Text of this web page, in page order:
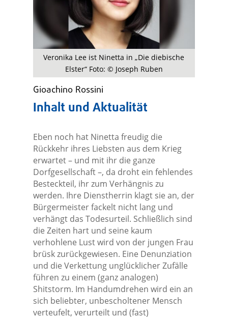
Veronika Lee ist Ninetta in „Die diebische
Elster“ Foto: © Joseph Ruben
Gioachino Rossini
Inhalt und Aktualität
Eben noch hat Ninetta freudig die
Rückkehr ihres Liebsten aus dem Krieg
erwartet – und mit ihr die ganze
Dorfgesellschaft –, da droht ein fehlendes
Besteckteil, ihr zum Verhängnis zu
werden. Ihre Dienstherrin klagt sie an, der
Bürgermeister fackelt nicht lang und
verhängt das Todesurteil. Schließlich sind
die Zeiten hart und seine kaum
verhohlene Lust wird von der jungen Frau
brüsk zurückgewiesen. Eine Denunziation
und die Verkettung unglücklicher Zufälle
führen zu einem (ganz analogen)
Shitstorm. Im Handumdrehen wird ein an
sich beliebter, unbescholtener Mensch
verteufelt, verurteilt und (fast)